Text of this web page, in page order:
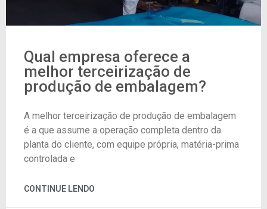
Qual empresa oferece a
melhor terceirização de
produção de embalagem?
A melhor terceirização de produção de embalagem
é a que assume a operação completa dentro da
planta do cliente, com equipe própria, matéria-prima
controlada e
CONTINUE LENDO